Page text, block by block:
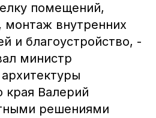
помещений,
монтаж внутренних
и благоустройство, -
министр
края Валерий
решениями